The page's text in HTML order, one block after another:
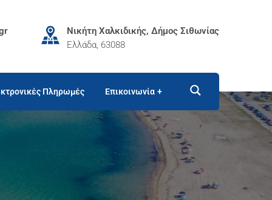
Νικήτη Χαλκιδικής, Δήμος Σιθωνίας
Ελλάδα, 63088
Πληρωμές Επικοινωνία